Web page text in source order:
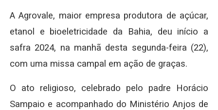
A Agrovale, maior empresa produtora de açúcar,
etanol e bioeletricidade da Bahia, deu início a
safra 2024, na manhã desta segunda-feira (22),
com uma missa campal em ação de graças.
O ato religioso, celebrado pelo padre Horácio
Sampaio e acompanhado do Ministério Anjos de